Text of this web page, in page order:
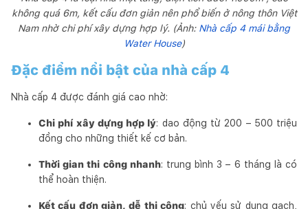
không quá 6m, kết cấu đơn giản nên phổ biến ở nông thôn Việt
Nam nhờ chi phí xây dựng hợp lý. (Ảnh: Nhà cấp 4 mái bằng
Water House)
Đặc điểm nổi bật của nhà cấp 4
Nhà cấp 4 được đánh giá cao nhờ:
Chi phí xây dựng hợp lý: dao động từ 200 – 500 triệu
đồng cho những thiết kế cơ bản.
Thời gian thi công nhanh: trung bình 3 – 6 tháng là có
thể hoàn thiện.
Kết cấu đơn giản, dễ thi công: chủ yếu sử dụng gạch,